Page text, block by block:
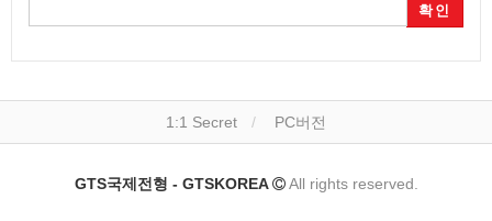
확인
1:1 Secret PC버전
GTS국제전형 - GTSKOREA All rights reserved.